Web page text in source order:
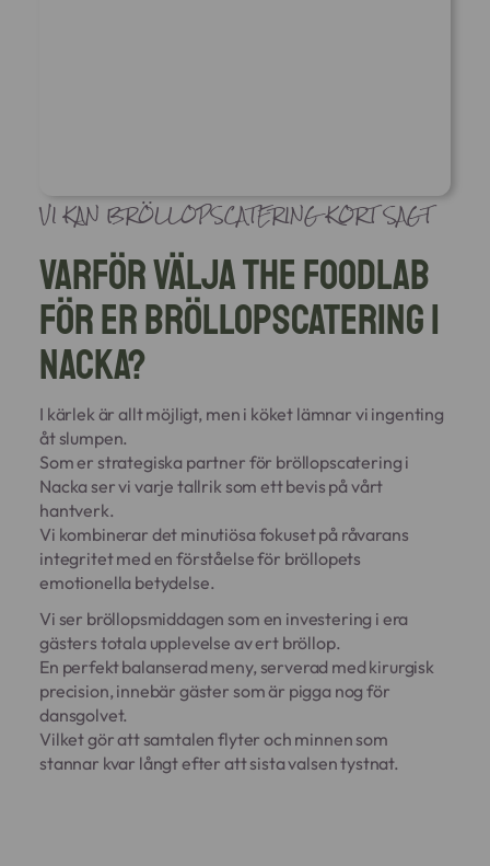
VI KAN BRÖLLOPSCATERING KORT SAGT
Varför välja The Foodlab
för er bröllopscatering i
Nacka?
I kärlek är allt möjligt, men i köket lämnar vi ingenting
åt slumpen.
Som er strategiska partner för bröllopscatering i
Nacka ser vi varje tallrik som ett bevis på vårt
hantverk.
Vi kombinerar det minutiösa fokuset på råvarans
integritet med en förståelse för bröllopets
emotionella betydelse.
Vi ser bröllopsmiddagen som en investering i era
gästers totala upplevelse av ert bröllop.
En perfekt balanserad meny, serverad med kirurgisk
precision, innebär gäster som är pigga nog för
dansgolvet.
Vilket gör att samtalen flyter och minnen som
stannar kvar långt efter att sista valsen tystnat.